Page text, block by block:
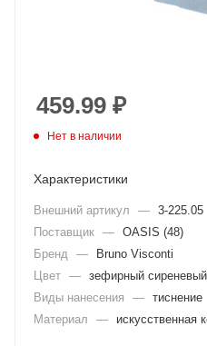
459.99 ₽
Нет в наличии
Характеристики
Внешний артикул — 3-225.05
Поставщик — OASIS (48)
Бренд
—
Bruno Visconti
Цвет — зефирный сиреневый
Виды нанесения
— тиснение
Материал
— искусственная